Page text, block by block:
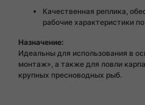
Качественная реплика,
рабочие характеристики
Назначение:
Идеальны для использования в
монтаж», а также для ловли
крупных пресноводных рыб.